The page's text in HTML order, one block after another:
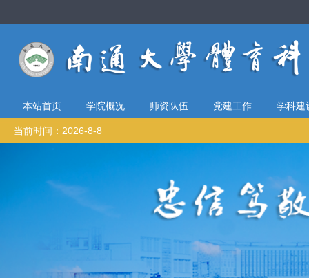
本站首页 学院概况 师资队伍 党建工作 学科建
当前时间：2026-8-8